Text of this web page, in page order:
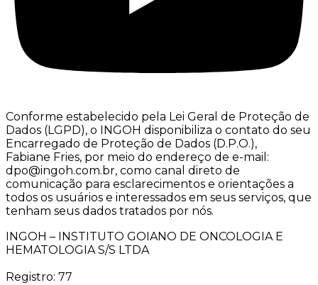
Conforme estabelecido pela Lei Geral de Proteção de
Dados (LGPD), o INGOH disponibiliza o contato do seu
Encarregado de Proteção de Dados (D.P.O.),
Fabiane Fries, por meio do endereço de e-mail:
dpo@ingoh.com.br, como canal direto de
comunicação para esclarecimentos e orientações a
todos os usuários e interessados em seus serviços, que
tenham seus dados tratados por nós.
INGOH – INSTITUTO GOIANO DE ONCOLOGIA E
HEMATOLOGIA S/S LTDA
Registro: 77